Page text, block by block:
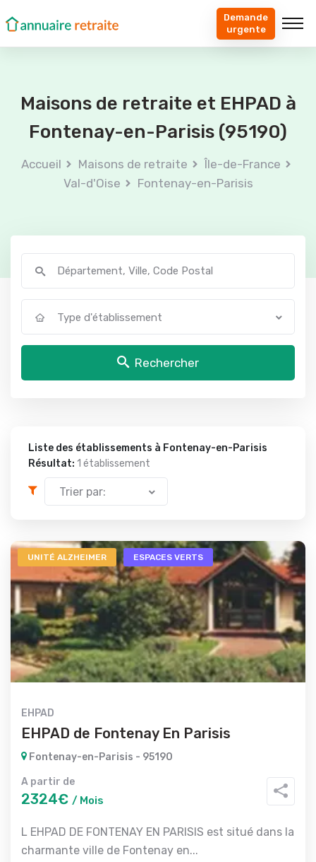
Demande
urgente
Maisons de retraite et EHPAD à
Fontenay-en-Parisis (95190)
Accueil Maisons de retraite
Île-de-France
Val-d'Oise
Fontenay-en-Parisis
Type d'établissement
Rechercher
Liste des établissements à Fontenay-en-Parisis
Résultat: 1 établissement
Trier par:
UNITÉ ALZHEIMER ESPACES VERTS
EHPAD
EHPAD de Fontenay En Parisis
Fontenay-en-Parisis - 95190
A partir de
2324€ / Mois
L EHPAD DE FONTENAY EN PARISIS est situé dans la
charmante ville de Fontenay en...